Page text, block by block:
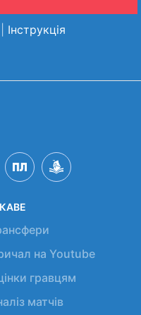
Інструкція
на Youtube
гравцям
матчів